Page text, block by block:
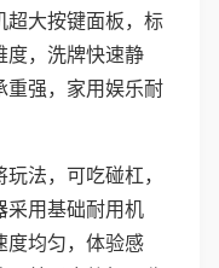
超大按键面板，标
度，洗牌快速静
重强，家用娱乐耐
法，可吃碰杠，
采用基础耐用机
度均匀，体验感